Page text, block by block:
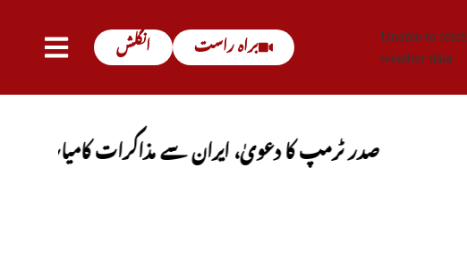
انگلش براہ راست
Unable to fetch
weather data.
صدر ٹرمپ کا دعویٰ، ایران سے مذاکرات کامیاب ہوں گے،